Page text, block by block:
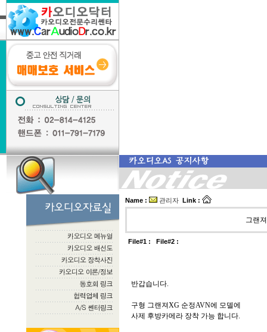
Name : 관리자 Link :
그랜
File#1 : File#2 :
반갑습니다.
구형 그랜져XG 순정AVN에 모델에
사제 후방카메라 장착 가능 합니다.